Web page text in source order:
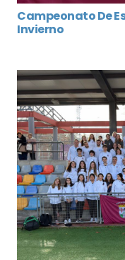
Campeonato De
Invierno